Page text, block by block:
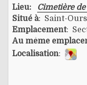
Lieu:
Cimetière
Situé à: Saint-Ours
Emplacement:
Au même
Localisation: